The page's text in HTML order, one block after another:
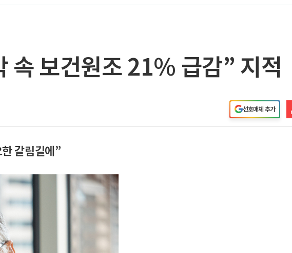
속 보건원조 21% 급감” 지적
선호매체 추가
갈림길에”